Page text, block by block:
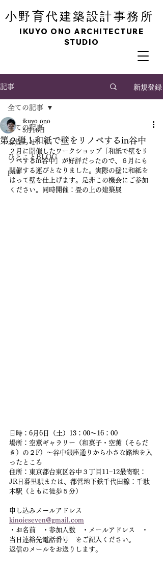
小野育代建築設計事務所
IKUYO ONO ARCHITECTURE
STUDIO
記事 新規登録
全ての記事
お知らせ
ひとことBLOG
past
全ての記事
第２弾！和紙で壁をリノベするin谷中
ikuyo ono
5月18日
２月に開催したワークショップ「和紙で壁をリ
ノベするin谷中」が好評だったので、６月にも
開催する運びとなりました。実際の壁に和紙を
はって壁を仕上げます。是非この機会にご参加
ください。同時開催：畳の上の建築展
日時：6月6日（土）13：00〜16：00
場所：空薫ギャラリー（和菓子・空薫（そらだ
き）の２F）〜谷中銀座通りから小さな路地を入
ったところ
住所：東京都台東区谷中３丁目11−12最寄駅：
JR日暮里駅または、都営地下鉄千代田線：千駄
木駅（ともに徒歩５分）
申し込みメールアドレス
kinoieseven@gmail.com
・お名前　・参加人数　・メールアドレス　・
当日連絡先電話番号　をご記入ください。
返信のメールをお送りします。